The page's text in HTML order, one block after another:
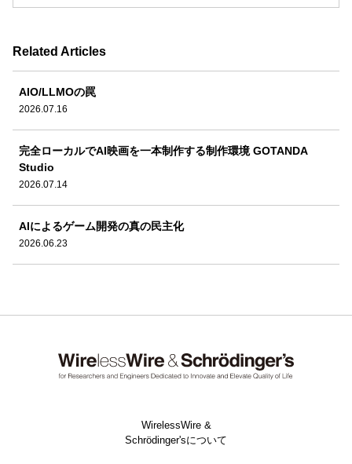
Related Articles
AIO/LLMOの罠
2026.07.16
完全ローカルでAI映画を一本制作する制作環境 GOTANDA
Studio
2026.07.14
AIによるゲーム開発の真の民主化
2026.06.23
WirelessWire &
Schrödinger'sについて